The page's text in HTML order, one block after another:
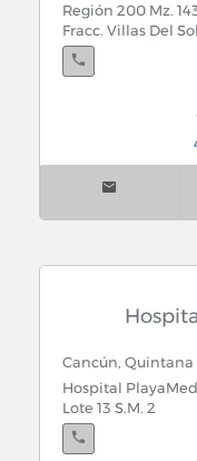
Región 200 Mz.
Fracc. Villas Del
Cancún, Quintana
Hospital
Lote 13 S.M. 2